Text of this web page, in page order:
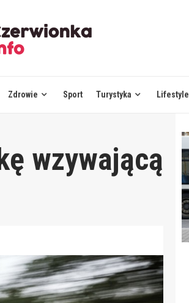
Zdrowie Sport Turystyka Lifestyle
wzywającą